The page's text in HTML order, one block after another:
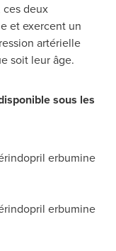
deux
et exercent un
artérielle
soit leur âge.
sous les
erbumine
erbumine